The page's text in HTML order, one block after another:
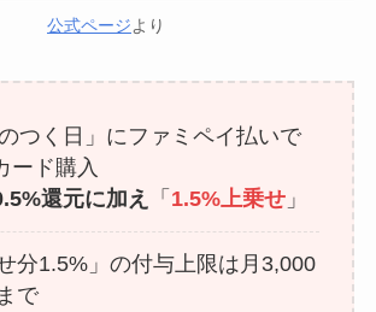
公式ページより
のつく日」にファミペイ払いで
ード購入
還元に加え 「 1.5%上乗せ 」
分1.5%」の付与上限は月3,000
で